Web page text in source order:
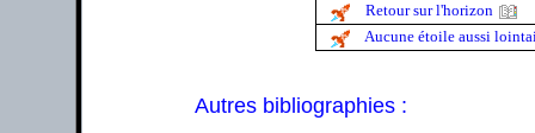
Retour sur l'horizon
Aucune étoile aussi
Autres bibliographies :